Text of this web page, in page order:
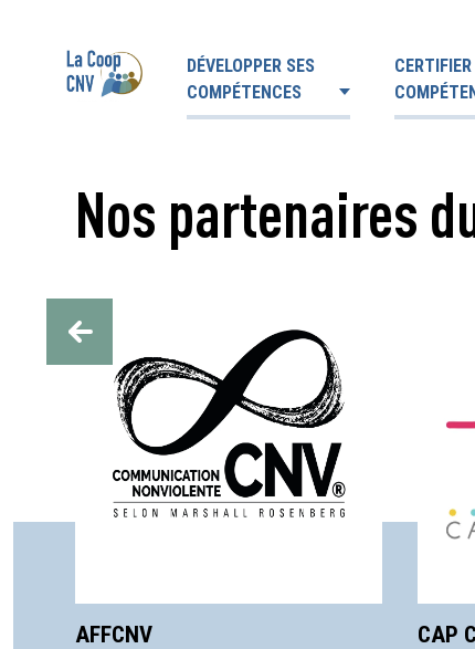
DÉVELOPPER SES
COMPÉTENCES
Nos partenaires
AFFCNV
CAP